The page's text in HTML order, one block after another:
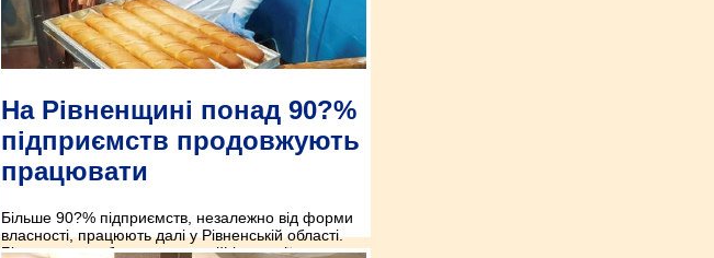
На Рівненщині понад 90?%
підприємств продовжують
працювати
Більше 90?% підприємств, незалежно від форми
власності, працюють далі у Рівненській області.
Більше того, в борошномельній індустрії